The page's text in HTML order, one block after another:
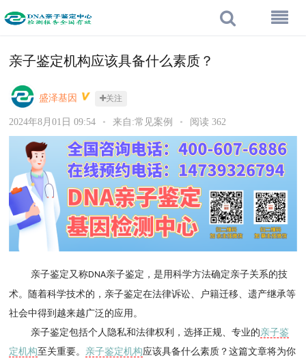
亲子鉴定机构应该具备什么素质？
盛泽基因 关注
2024年8月01日 09:54 • 来自:常见案例 • 阅读 362
亲子鉴定又称DNA亲子鉴定，是用科学方法确定亲子关系的技
术。随着科学技术的，亲子鉴定在法律诉讼、户籍迁移、遗产继承等
社会中得到越来越广泛的应用。
亲子鉴定包括个人隐私和法律权利，选择正规、专业的亲子鉴
定机构至关重要。 亲子鉴定机构应该具备什么素质？这篇文章将为你